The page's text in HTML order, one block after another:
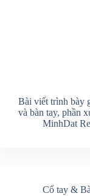
Bài viết trình bày
và bàn tay, phần
MinhDat
Cổ tay &